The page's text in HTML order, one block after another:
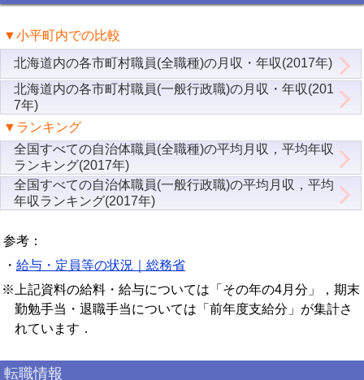
▼小平町内での比較
北海道内の各市町村職員(全職種)の月収・年収(2017年)
北海道内の各市町村職員(一般行政職)の月収・年収(201
7年)
▼ランキング
全国すべての自治体職員(全職種)の平均月収，平均年収
ランキング(2017年)
全国すべての自治体職員(一般行政職)の平均月収，平均
年収ランキング(2017年)
参考：
・ 給与・定員等の状況｜総務省
※上記資料の給料・給与については「その年の4月分」，期末
勤勉手当・退職手当については「前年度支給分」が集計さ
れています．
転職情報